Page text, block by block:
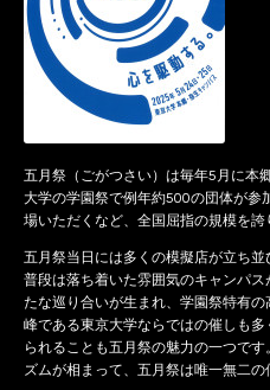
五月祭（ごがつさい）は毎年5月に本
大学の学園祭で例年約500の団体が参
場いただくなど、全国屈指の規模を誇
五月祭当日には多くの模擬店が立ち並
普段は落ち着いた雰囲気のキャンパ
たな巡り合いが生まれ、学園祭特有
峰である東京大学ならではの催しも
られることも五月祭の魅力の一つで
ズムが相まって、五月祭は唯一無二の